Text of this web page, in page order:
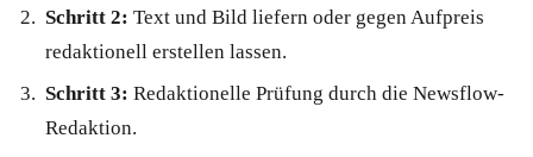
Schritt 2: Text und Bild liefern oder gegen Aufpreis
redaktionell erstellen lassen.
Schritt 3: Redaktionelle Prüfung durch die Newsflow-
Redaktion.